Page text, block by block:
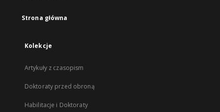
Strona główna
Kolekcje
Artykuły z czasopism
Doktoraty przed obroną
Habilitacje i Doktoraty